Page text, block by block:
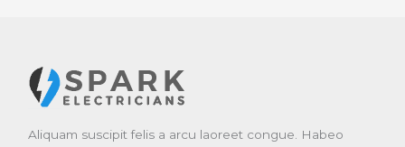
Aliquam suscipit felis a arcu laoreet congue. Habeo